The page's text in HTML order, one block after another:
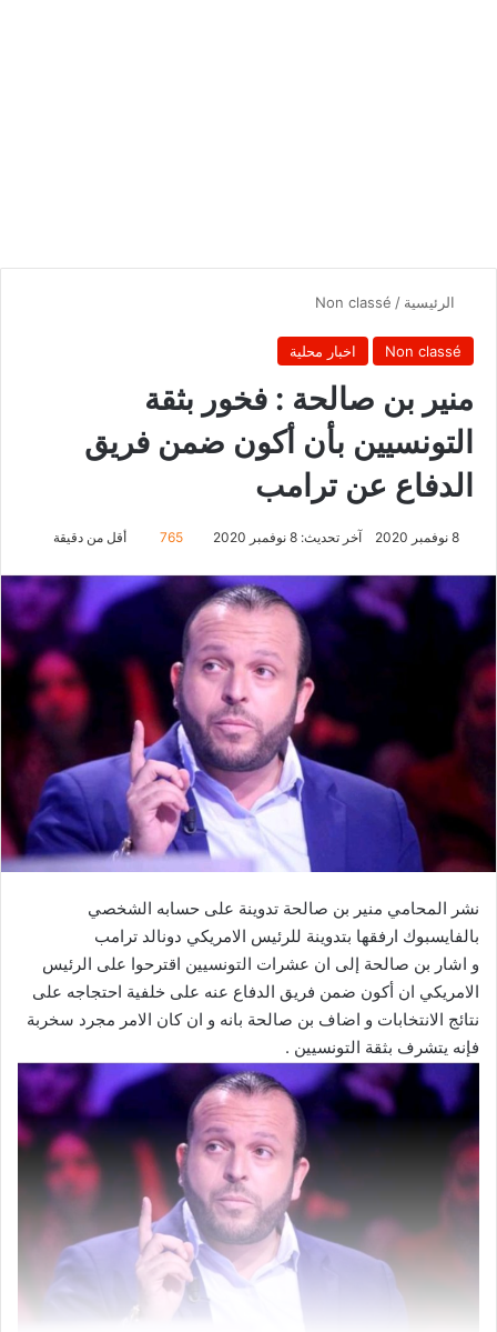
الرئيسية /
Non classé
Non classé اخبار محلية
منير بن صالحة : فخور بثقة
التونسيين بأن أكون ضمن فريق
الدفاع عن ترامب
8 نوفمبر 2020 آخر تحديث: 8 نوفمبر 2020 765 أقل من دقيقة
نشر المحامي منير بن صالحة تدوينة على حسابه الشخصي
بالفايسبوك ارفقها بتدوينة للرئيس الامريكي دونالد ترامب
و اشار بن صالحة إلى ان عشرات التونسيين اقترحوا على الرئيس
الامريكي ان أكون ضمن فريق الدفاع عنه على خلفية احتجاجه على
نتائج الانتخابات و اضاف بن صالحة بانه و ان كان الامر مجرد سخربة
فإنه يتشرف بثقة التونسيين .